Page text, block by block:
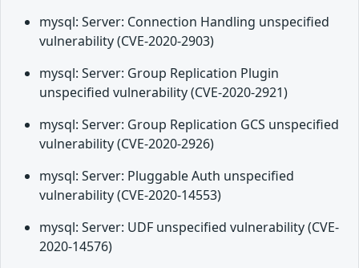
mysql: Server: Connection Handling unspecified
vulnerability (CVE-2020-2903)
mysql: Server: Group Replication Plugin
unspecified vulnerability (CVE-2020-2921)
mysql: Server: Group Replication GCS unspecified
vulnerability (CVE-2020-2926)
mysql: Server: Pluggable Auth unspecified
vulnerability (CVE-2020-14553)
mysql: Server: UDF unspecified vulnerability (CVE-
2020-14576)